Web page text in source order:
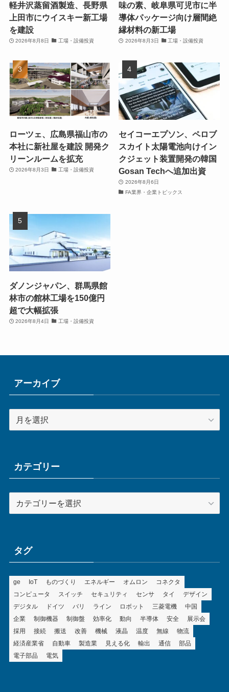
軽井沢蒸留酒製造、長野県
上田市にウイスキー新工場
を建設
2026年8月8日 工場・設備投資
味の素、岐阜県可児市に半
導体パッケージ向け層間絶
縁材料の新工場
2026年8月3日 工場・設備投資
ローツェ、広島県福山市の
本社に新社屋を建設 開発ク
リーンルームを拡充
2026年8月3日 工場・設備投資
セイコーエプソン、ペロブ
スカイト太陽電池向けイン
クジェット装置開発の韓国
Gosan Techへ追加出資
2026年8月6日
FA業界・企業トピックス
ダノンジャパン、群馬県館
林市の館林工場を150億円
超で大幅拡張
2026年8月4日 工場・設備投資
アーカイブ
ー
ブカテゴリー
テ
ータグ
ge IoT ものづくり エネルギー オムロン
コネクタ
コンピュータ
スイッチ セキュリティ センサ タイ
デザイン
デジタル
ドイツ バリ ライン ロボット 三菱電機
中国
企業
制御機器 制御盤 効率化 動向 半導体 安全
展示会
採用
接続 搬送 改善 機械 液晶 温度 無線
物流
経済産業省
自動車 製造業 見える化 輸出 通信
部品
電子部品
電気